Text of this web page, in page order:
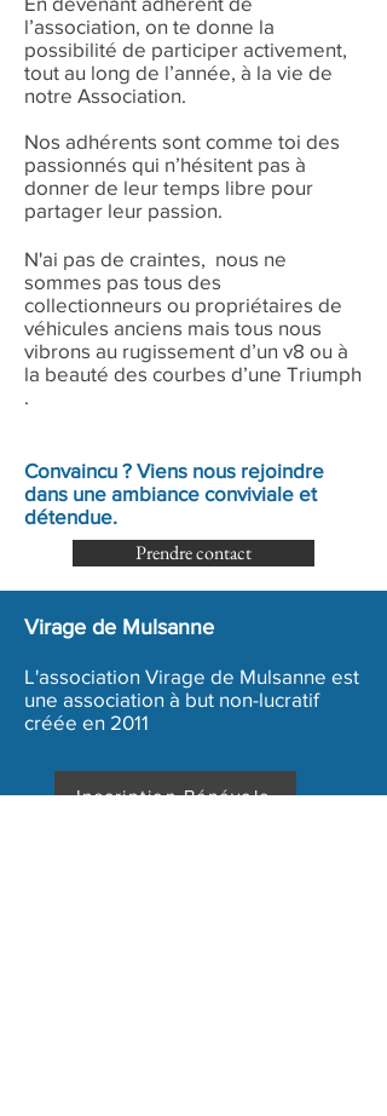
l’association, on te donne la
possibilité de participer activement,
tout au long de l’année, à la vie de
notre Association.
Nos adhérents sont comme toi des
passionnés qui n’hésitent pas à
donner de leur temps libre pour
partager leur passion.
N'ai pas de craintes, nous ne
sommes pas tous des
collectionneurs ou propriétaires de
véhicules anciens mais tous nous
vibrons au rugissement d’un v8 ou à
la beauté des courbes d’une Triumph
.
Convaincu ? Viens nous rejoindre
dans une ambiance conviviale et
détendue.
Prendre contact
Virage de Mulsanne
L'association Virage de Mulsanne est
une association à but non-lucratif
créée en 2011
Inscription Bénévole